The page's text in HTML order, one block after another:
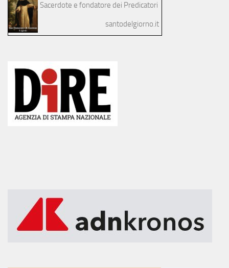
Sacerdote e fondatore dei Predicatori
santodelgiorno.it